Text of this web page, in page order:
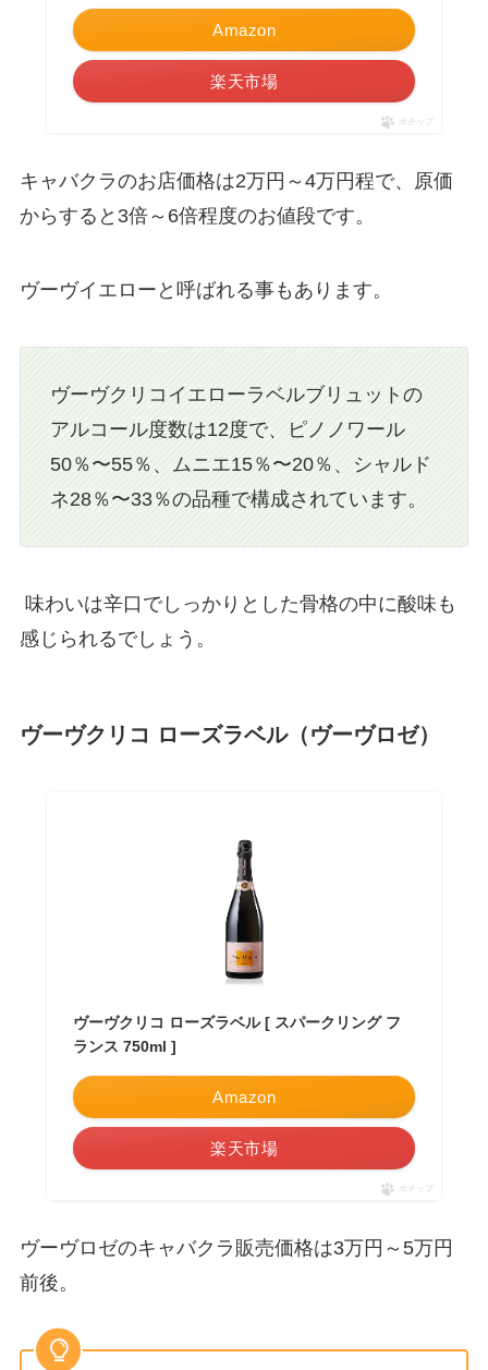
Amazon
楽天市場
ポチップ
キャバクラのお店価格は2万円～4万円程で、原価
からすると3倍～6倍程度のお値段です。
ヴーヴイエローと呼ばれる事もあります。
ヴーヴクリコイエローラベルブリュットの
アルコール度数は12度で、ピノノワール
50％〜55％、ムニエ15％〜20％、シャルド
ネ28％〜33％の品種で構成されています。
味わいは辛口でしっかりとした骨格の中に酸味も
感じられるでしょう。
ヴーヴクリコ ローズラベル（ヴーヴロゼ）
ヴーヴクリコ ローズラベル [ スパークリング フ
ランス 750ml ]
Amazon
楽天市場
ポチップ
ヴーヴロゼのキャバクラ販売価格は3万円～5万円
前後。